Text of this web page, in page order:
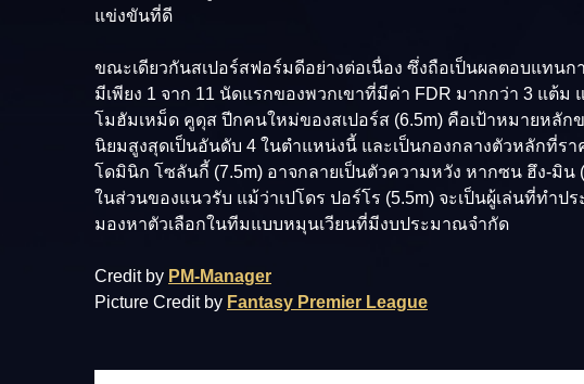
แข่งขันที่ดี
ขณะเดียวกันสเปอร์สฟอร์มดีอย่างต่อเนื่อง ซึ่งถือเป็นผลตอบแทน
มีเพียง 1 จาก 11 นัดแรกของพวกเขาที่มีค่า FDR มากกว่า 3 แต้ม
โมฮัมเหม็ด คูดุส ปีกคนใหม่ของสเปอร์ส (6.5m) คือเป้าหมายหลัก
นิยมสูงสุดเป็นอันดับ 4 ในตำแหน่งนี้ และเป็นกองกลางตัวหลักที่รา
โดมินิก โซลันกี้ (7.5m) อาจกลายเป็นตัวความหวัง หากซน ฮึง-มิน
ในส่วนของแนวรับ แม้ว่าเปโดร ปอร์โร (5.5m) จะเป็นผู้เล่นที่ทำ
มองหาตัวเลือกในทีมแบบหมุนเวียนที่มีงบประมาณจำกัด
Credit by PM-Manager
Picture Credit by Fantasy Premier League